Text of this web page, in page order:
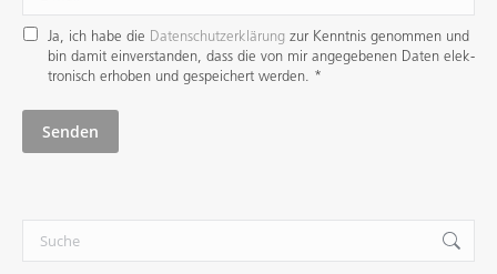
Ja, ich habe die Datenschutzerklärung zur Kenntnis genommen und
bin damit ein­verstanden, dass die von mir angege­benen Daten elek­
tro­nisch erhoben und gespei­chert werden. *
Senden
Search: